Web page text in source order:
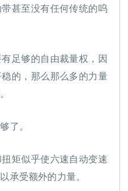
甚至没有任何传统的呜
足够的自由裁量权，因
的，那么那么多的力量
了。
矩似乎使六速自动变速
承受额外的力量。